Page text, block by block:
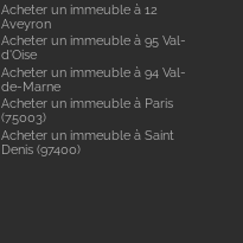
Acheter un immeuble à 12
Aveyron
Acheter un immeuble à 95 Val-
d'Oise
Acheter un immeuble à 94 Val-
de-Marne
Acheter un immeuble à Paris
(75003)
Acheter un immeuble à Saint
Denis (97400)